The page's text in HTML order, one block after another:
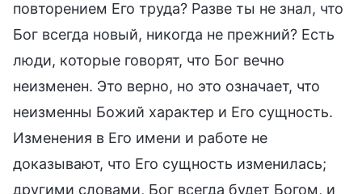
повторением Его труда? Разве ты не знал, что
Бог всегда новый, никогда не прежний? Есть
люди, которые говорят, что Бог вечно
неизменен. Это верно, но это означает, что
неизменны Божий характер и Его сущность.
Изменения в Его имени и работе не
доказывают, что Его сущность изменилась;
другими словами, Бог всегда будет Богом, и